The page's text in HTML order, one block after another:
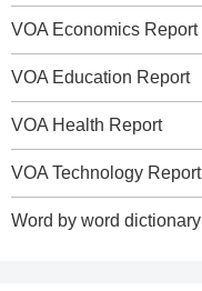
VOA Economics Report
VOA Education Report
VOA Health Report
VOA Technology Report
Word by word dictionary